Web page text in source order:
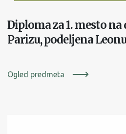
Diploma za 1. mesto na
Parizu, podeljena
Ogled predmeta